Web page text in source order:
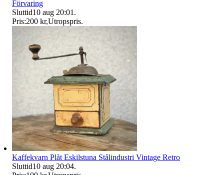
Förvaring
Sluttid10 aug 20:01 .
Pris:200 kr,Utropspris.
Kaffekvarn Plåt Eskilstuna Stålindustri Vintage Retro
Sluttid10 aug 20:04.